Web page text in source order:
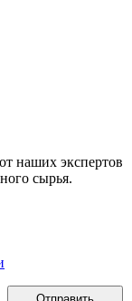
наших экспертов
сырья.